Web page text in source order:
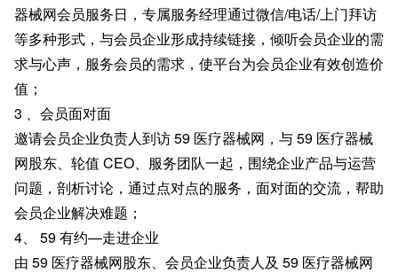
器械网会员服务日，专属服务经理通过微信/电话/上门拜访
等多种形式，与会员企业形成持续链接，倾听会员企业的需
求与心声，服务会员的需求，使平台为会员企业有效创造价
值；
3 、会员面对面
邀请会员企业负责人到访 59 医疗器械网，与 59 医疗器械
网股东、轮值 CEO、服务团队一起，围绕企业产品与运营
问题，剖析讨论，通过点对点的服务，面对面的交流，帮助
会员企业解决难题；
4、 59 有约—走进企业
由 59 医疗器械网股东、会员企业负责人及 59 医疗器械网